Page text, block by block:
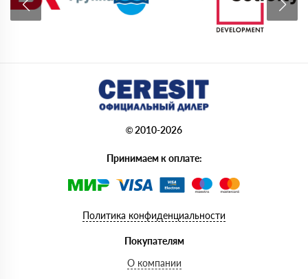
© 2010-2026
Принимаем к оплате:
Политика конфиденциальности
Покупателям
О компании